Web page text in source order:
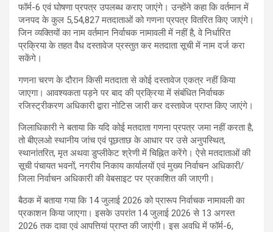
फॉर्म-6 एवं घोषणा प्रपत्र उपलब्ध कराए जाएंगे। उन्होंने कहा कि वर्तमान में
जनपद के कुल 5,54,827 मतदाताओं को गणना प्रपत्र वितरित किए जाएंगे।
जिन व्यक्तियों का नाम वर्तमान निर्वाचक नामावली में नहीं है, वे निर्धारित
प्रक्रिया के तहत वैध दस्तावेज प्रस्तुत कर मतदाता सूची में नाम दर्ज करा
सकेंगे।
गणना चरण के दौरान किसी मतदाता से कोई दस्तावेज एकत्र नहीं किया
जाएगा। आवश्यकता पड़ने पर बाद की प्रक्रिया में संबंधित निर्वाचक
रजिस्ट्रीकरण अधिकारी द्वारा नोटिस जारी कर दस्तावेज प्राप्त किए जाएंगे।
जिलाधिकारी ने बताया कि यदि कोई मतदाता गणना प्रपत्र जमा नहीं करता है,
तो बीएलओ स्थानीय जांच एवं पूछताछ के आधार पर उसे अनुपस्थित,
स्थानांतरित, मृत अथवा डुप्लीकेट श्रेणी में चिह्नित करेंगे। ऐसे मतदाताओं की
सूची पंचायत भवनों, नगरीय निकाय कार्यालयों एवं मुख्य निर्वाचन अधिकारी/
जिला निर्वाचन अधिकारी की वेबसाइट पर प्रकाशित की जाएगी।
बैठक में बताया गया कि 14 जुलाई 2026 को प्रारूप निर्वाचक नामावली का
प्रकाशन किया जाएगा। इसके उपरांत 14 जुलाई 2026 से 13 अगस्त
2026 तक दावा एवं आपत्तियां प्राप्त की जाएंगी। इस अवधि में फॉर्म-6,